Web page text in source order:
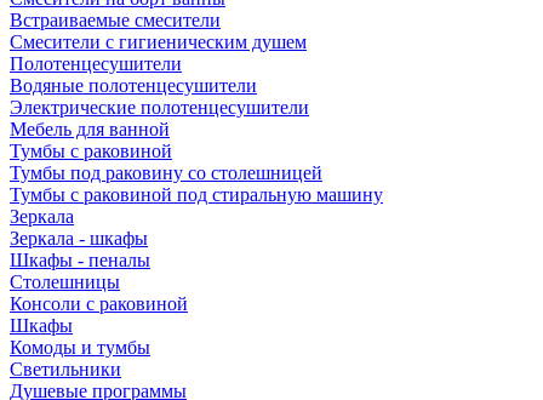
Встраиваемые смесители
Смесители с гигиеническим душем
Полотенцесушители
Водяные полотенцесушители
Электрические полотенцесушители
Мебель для ванной
Тумбы с раковиной
Тумбы под раковину со столешницей
Тумбы с раковиной под стиральную машину
Зеркала
Зеркала - шкафы
Шкафы - пеналы
Столешницы
Консоли с раковиной
Шкафы
Комоды и тумбы
Светильники
Душевые программы